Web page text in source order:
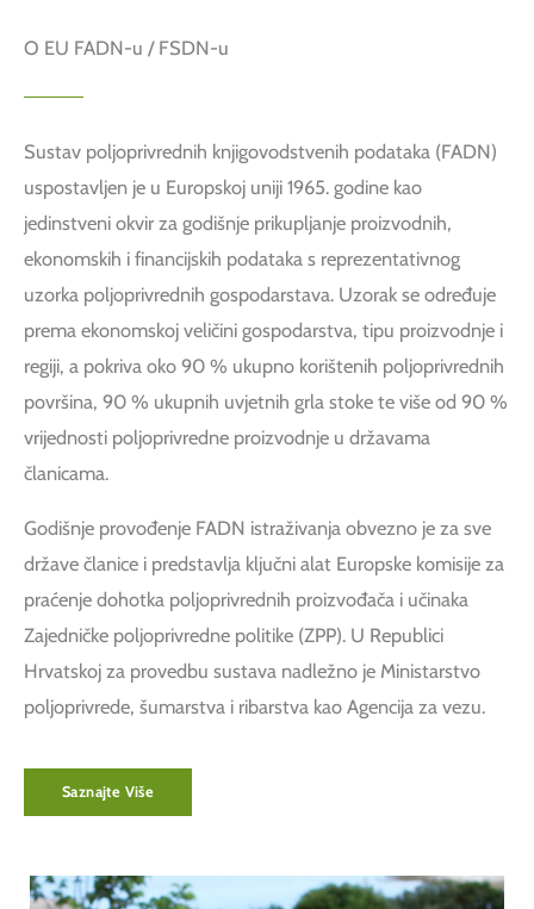
O EU FADN-u / FSDN-u
Sustav poljoprivrednih knjigovodstvenih podataka (FADN)
uspostavljen je u Europskoj uniji 1965. godine kao
jedinstveni okvir za godišnje prikupljanje proizvodnih,
ekonomskih i financijskih podataka s reprezentativnog
uzorka poljoprivrednih gospodarstava. Uzorak se određuje
prema ekonomskoj veličini gospodarstva, tipu proizvodnje i
regiji, a pokriva oko 90 % ukupno korištenih poljoprivrednih
površina, 90 % ukupnih uvjetnih grla stoke te više od 90 %
vrijednosti poljoprivredne proizvodnje u državama
članicama.
Godišnje provođenje FADN istraživanja obvezno je za sve
države članice i predstavlja ključni alat Europske komisije za
praćenje dohotka poljoprivrednih proizvođača i učinaka
Zajedničke poljoprivredne politike (ZPP). U Republici
Hrvatskoj za provedbu sustava nadležno je Ministarstvo
poljoprivrede, šumarstva i ribarstva kao Agencija za vezu.
Saznajte Više